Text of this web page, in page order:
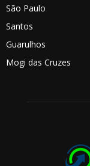
São Paulo
Santos
Guarulhos
Mogi das Cruzes